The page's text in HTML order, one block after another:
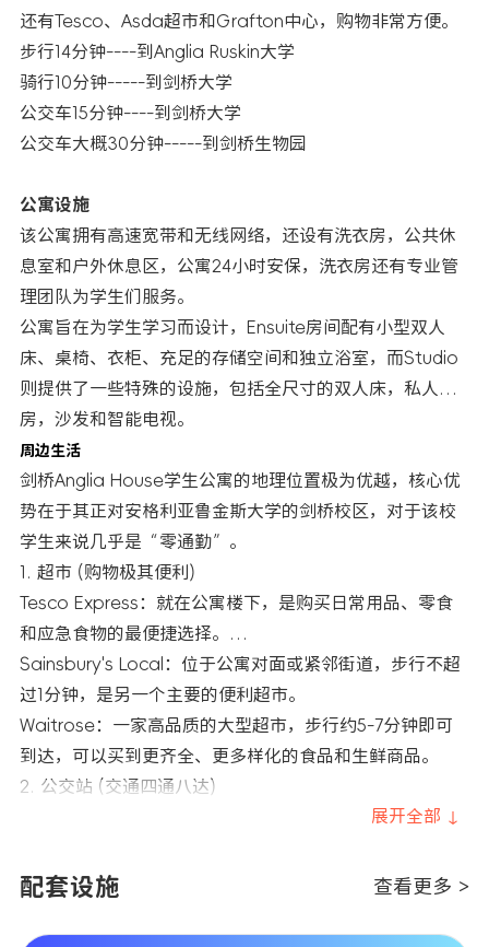
还有Tesco、Asda超市和Grafton中心，购物非常方便。
步行14分钟----到Anglia Ruskin大学
骑行10分钟-----到剑桥大学
公交车15分钟----到剑桥大学
公交车大概30分钟-----到剑桥生物园
公寓设施
该公寓拥有高速宽带和无线网络，还设有洗衣房，公共休
息室和户外休息区，公寓24小时安保，洗衣房还有专业管
理团队为学生们服务。
公寓旨在为学生学习而设计，Ensuite房间配有小型双人
床、桌椅、衣柜、充足的存储空间和独立浴室，而Studio
则提供了一些特殊的设施，包括全尺寸的双人床，私人厨
房，沙发和智能电视。
周边生活
剑桥Anglia House学生公寓的地理位置极为优越，核心优
势在于其正对安格利亚鲁金斯大学的剑桥校区，对于该校
学生来说几乎是“零通勤”。
1. 超市 (购物极其便利)
Tesco Express：就在公寓楼下，是购买日常用品、零食
和应急食物的最便捷选择。
Sainsbury's Local：位于公寓对面或紧邻街道，步行不超
过1分钟，是另一个主要的便利超市。
Waitrose：一家高品质的大型超市，步行约5-7分钟即可
到达，可以买到更齐全、更多样化的食品和生鲜商品。
2. 公交站 (交通四通八达)
公交站点密集：公寓门口及附近街道（如East Road, Go
展开全部 ↓
配套设施 查看更多 >